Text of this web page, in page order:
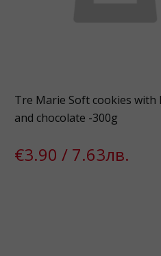
Tre Marie Soft cookies with
and chocolate -300g
€3.90 / 7.63лв.